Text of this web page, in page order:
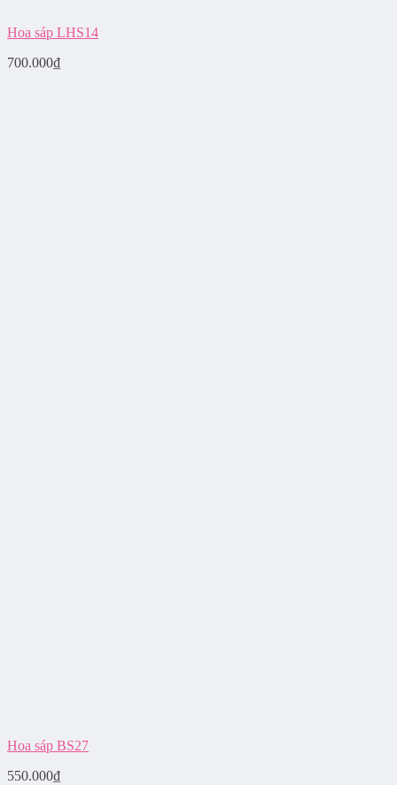
Hoa sáp LHS14
700.000₫
Hoa sáp BS27
550.000₫